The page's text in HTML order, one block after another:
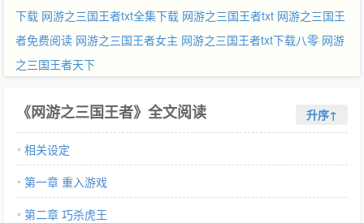
下载 网游之三国王者txt全集下载 网游之三国王者txt 网游之三国王
者免费阅读 网游之三国王者女主 网游之三国王者txt下载八零 网游
之三国王者天下
《网游之三国王者》全文阅读 升序↑
相关设定
第一章 重入游戏
第二章 巧杀虎王